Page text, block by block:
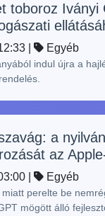
toboroz Iványi
| Egyéb
indul újra a
a
az
| Egyéb
perelte be
mögött álló